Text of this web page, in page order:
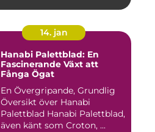
14. jan
Hanabi Palettblad: En
Fascinerande Växt att
Fånga Ögat
En Övergripande, Grundlig
Översikt över Hanabi
Palettblad Hanabi Palettblad,
även känt som Croton, ...